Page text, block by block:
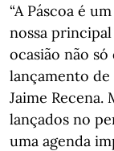
“A Páscoa é
nossa
ocasião não
lançamento de
Jaime Recena.
lançados no
uma agenda